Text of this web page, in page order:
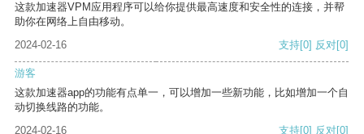
这款加速器VPM应用程序可以给你提供最高速度和安全性的连接，并帮
助你在网络上自由移动。
2024-02-16
支持[0] 反对[0]
游客
这款加速器app的功能有点单一，可以增加一些新功能，比如增加一个自
动切换线路的功能。
2024-02-16
支持[0] 反对[0]